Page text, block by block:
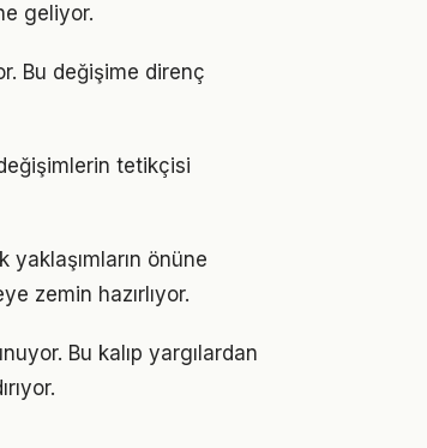
geliyor.
Bu değişime direnç
tetikçisi
yaklaşımların önüne
zemin hazırlıyor.
Bu kalıp yargılardan